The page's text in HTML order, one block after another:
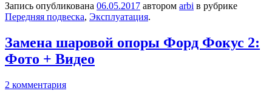
Запись опубликована 06.05.2017 автором arbi в рубрике
Передняя подвеска, Эксплуатация.
Замена шаровой опоры Форд Фокус 2:
Фото + Видео
2 комментария